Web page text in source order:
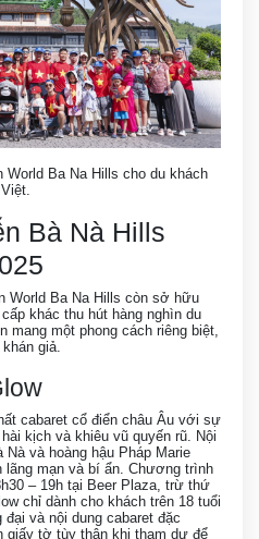
Ba Na Hills cho du khách
Việt.
Bà Nà Hills
World Ba Na Hills còn sở hữu
khác thu hút hàng nghìn du
mang một phong cách riêng biệt,
giả.
cabaret cổ điển châu Âu với sự
kịch và khiêu vũ quyến rũ. Nội
và hoàng hậu Pháp Marie
lãng mạn và bí ẩn. Chương trình
– 19h tại Beer Plaza, trừ thứ
chỉ dành cho khách trên 18 tuổi
và nội dung cabaret đặc
giấy tờ tùy thân khi tham dự để